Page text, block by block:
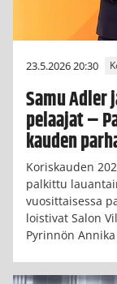
23.5.2026 20:30
Samu Adler
pelaajat –
kauden
Koriskauden
palkittu
vuosittaisessa
loistivat Salon
Pyrinnön